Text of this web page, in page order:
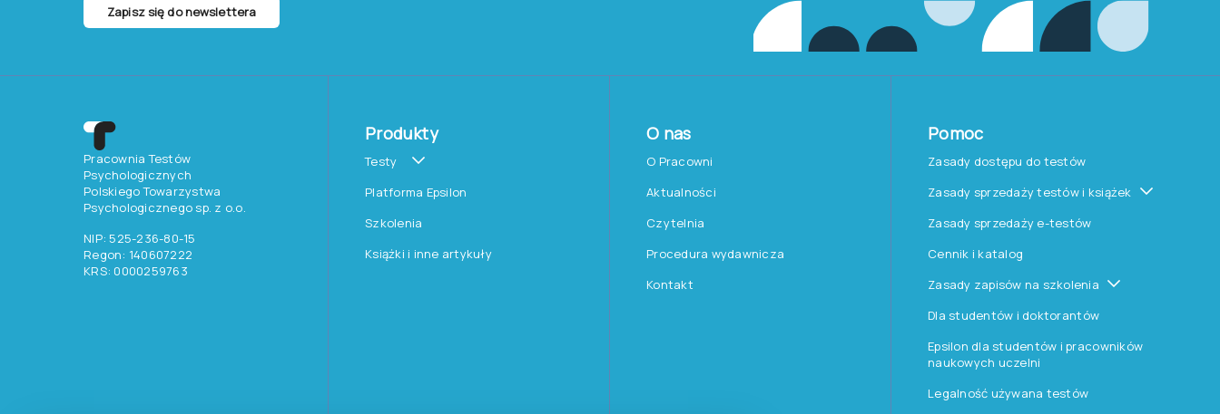
Zapisz się do newslettera
Pracownia Testów
Psychologicznych
Polskiego Towarzystwa
Psychologicznego sp. z o.o.
NIP: 525-236-80-15
Regon: 140607222
KRS: 0000259763
Produkty
Testy
Platforma Epsilon
Szkolenia
Książki i inne artykuły
O nas
O Pracowni
Aktualności
Czytelnia
Procedura wydawnicza
Kontakt
Pomoc
Zasady dostępu do testów
Zasady sprzedaży testów i książek
Zasady sprzedaży e-testów
Cennik i katalog
Zasady zapisów na szkolenia
Dla studentów i doktorantów
Epsilon dla studentów i pracowników
naukowych uczelni
Legalność używana testów